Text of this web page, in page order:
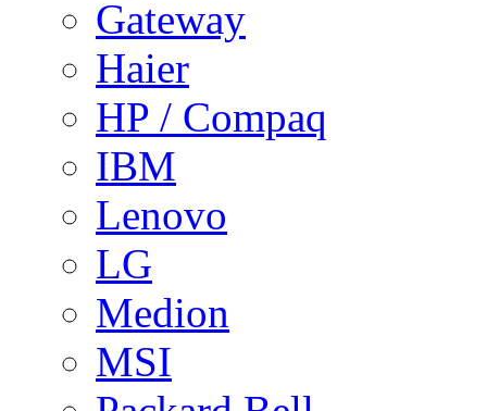
Gateway
Haier
HP / Compaq
IBM
Lenovo
LG
Medion
MSI